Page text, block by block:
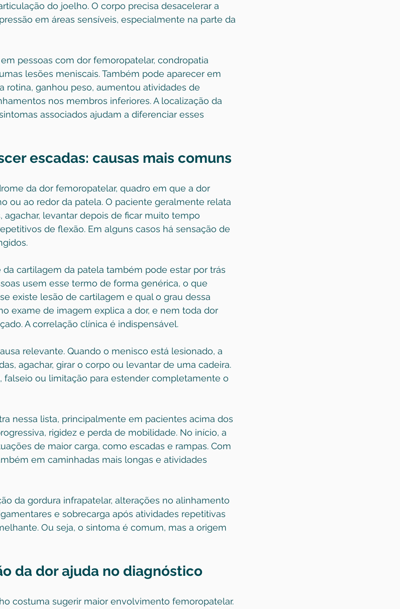
do joelho. O corpo precisa desacelerar a
em áreas sensíveis, especialmente na parte da
pessoas com dor femoropatelar, condropatia
lesões meniscais. Também pode aparecer em
rotina, ganhou peso, aumentou atividades de
nos membros inferiores. A localização da
associados ajudam a diferenciar esses
escadas: causas mais comuns
da dor femoropatelar, quadro em que a dor
ou ao redor da patela. O paciente geralmente relata
levantar depois de ficar muito tempo
de flexão. Em alguns casos há sensação de
da cartilagem da patela também pode estar por trás
usem esse termo de forma genérica, o que
existe lesão de cartilagem e qual o grau dessa
exame de imagem explica a dor, e nem toda dor
A correlação clínica é indispensável.
relevante. Quando o menisco está lesionado, a
agachar, girar o corpo ou levantar de uma cadeira.
falseio ou limitação para estender completamente o
nessa lista, principalmente em pacientes acima dos
rigidez e perda de mobilidade. No início, a
de maior carga, como escadas e rampas. Com
em caminhadas mais longas e atividades
da gordura infrapatelar, alterações no alinhamento
e sobrecarga após atividades repetitivas
Ou seja, o sintoma é comum, mas a origem
da dor ajuda no diagnóstico
costuma sugerir maior envolvimento femoropatelar.